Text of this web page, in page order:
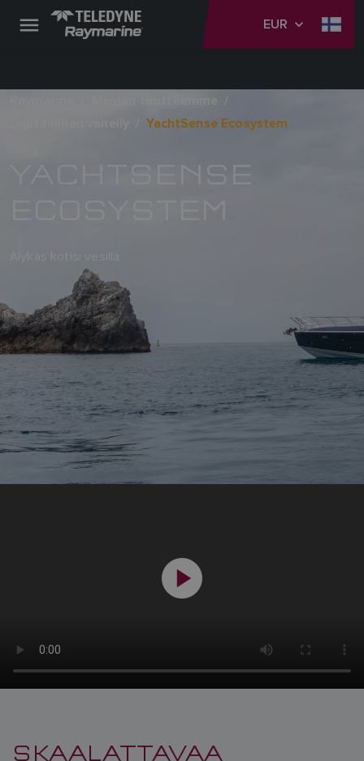
EUR
Meidän tuotteemme
YachtSense Ecosystem
YACHTSENSE
SKAALATTAVAA